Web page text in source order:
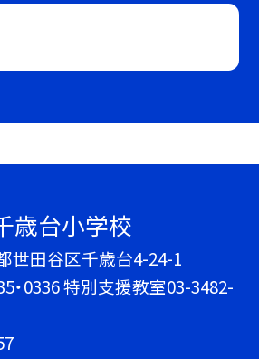
歳台小学校
世田谷区千歳台4-24-1
・0336 特別支援教室03-3482-